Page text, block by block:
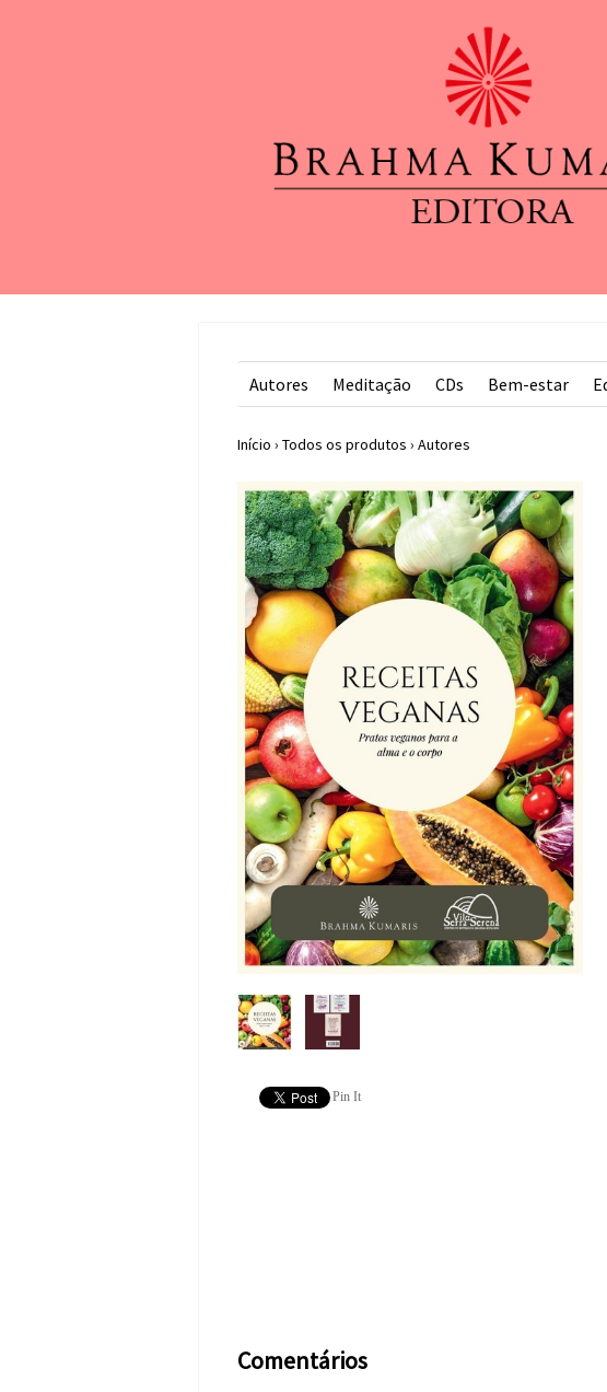
Autores Meditação CDs Bem-estar
Início › Todos os produtos › Autores
Pin It
Comentários